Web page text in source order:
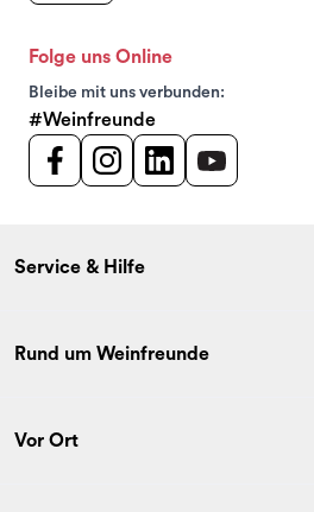
Folge uns Online
Bleibe mit uns verbunden:
#Weinfreunde
Service & Hilfe
Rund um Weinfreunde
Vor Ort